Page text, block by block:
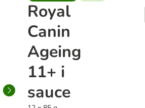
Royal
Canin
Ageing
11+ i
sauce